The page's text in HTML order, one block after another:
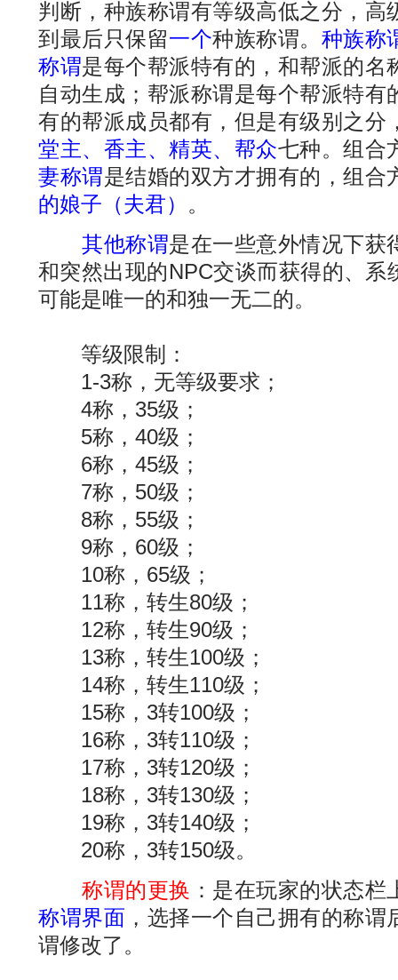
判断，种族称谓有等级高低之分，高
到最后只保留一个种族称谓。 种族称
称谓是每个帮派特有的，和帮派的名
自动生成；帮派称谓是每个帮派特
有的帮派成员都有，但是有级别之分
堂主、香主、精英、帮众七种。组合
妻称谓是结婚的双方才拥有的，组合
的娘子（夫君） 。
其他称谓是在一些意外情况下获
和突然出现的NPC交谈而获得的、系
可能是唯一的和独一无二的。
等级限制：
1-3称，无等级要求；
4称，35级；
5称，40级；
6称，45级；
7称，50级；
8称，55级；
9称，60级；
10称，65级；
11称，转生80级；
12称，转生90级；
13称，转生100级；
14称，转生110级；
15称，3转100级；
16称，3转110级；
17称，3转120级；
18称，3转130级；
19称，3转140级；
20称，3转150级。
称谓的更换 ：是在玩家的状态
称谓界面 ，选择一个自己拥有的称谓
谓修改了。